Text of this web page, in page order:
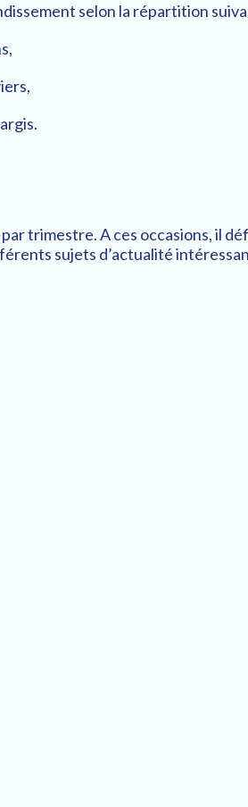
selon la répartition
trimestre. A ces occasions, il
sujets d’actualité